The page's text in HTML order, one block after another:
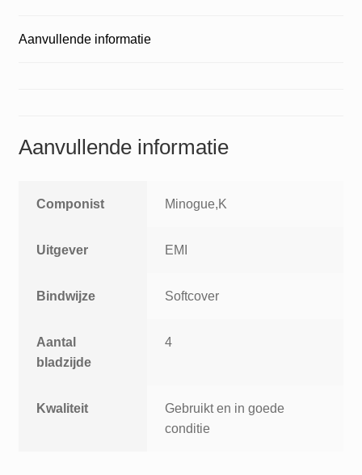
Aanvullende informatie
Aanvullende informatie
Componist Minogue,K
Uitgever EMI
Bindwijze Softcover
Aantal
bladzijde
4
Kwaliteit
Gebruikt en in goede
conditie